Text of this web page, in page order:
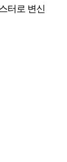
터로 변신